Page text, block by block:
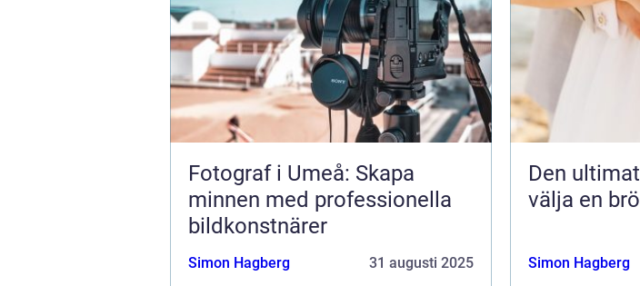
Fotograf i Umeå: Skapa
minnen med professionella
bildkonstnärer
Simon Hagberg 31 augusti 2025
Den
välja en
Simon Hagberg